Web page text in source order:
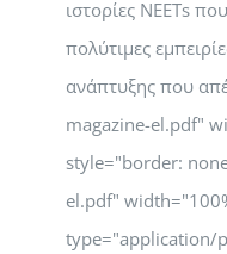
ιστορίες NEETs
πολύτιμες
ανάπτυξης που
magazine-el.pdf"
style="border:
el.pdf"
type="application/